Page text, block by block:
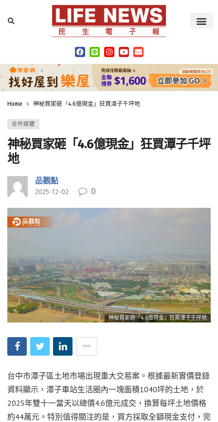
Home 神秘買家砸「4.6億現金」狂買潭子千坪地
合作媒體
神秘買家砸「4.6億現金」狂買潭子千坪
地
品觀點
2025-12-02 0
神秘買家砸「4.6億現金」狂買潭子千坪地
台中市潭子區土地市場出現重大交易案。根據最新實價登錄
資料顯示，潭子車站生活圈內一塊面積1040坪的土地，於
2025年雙十一當天以總價4.6億元成交，換算每坪土地價格
約44萬元。特別值得關注的是，買方採取全額現金支付，完